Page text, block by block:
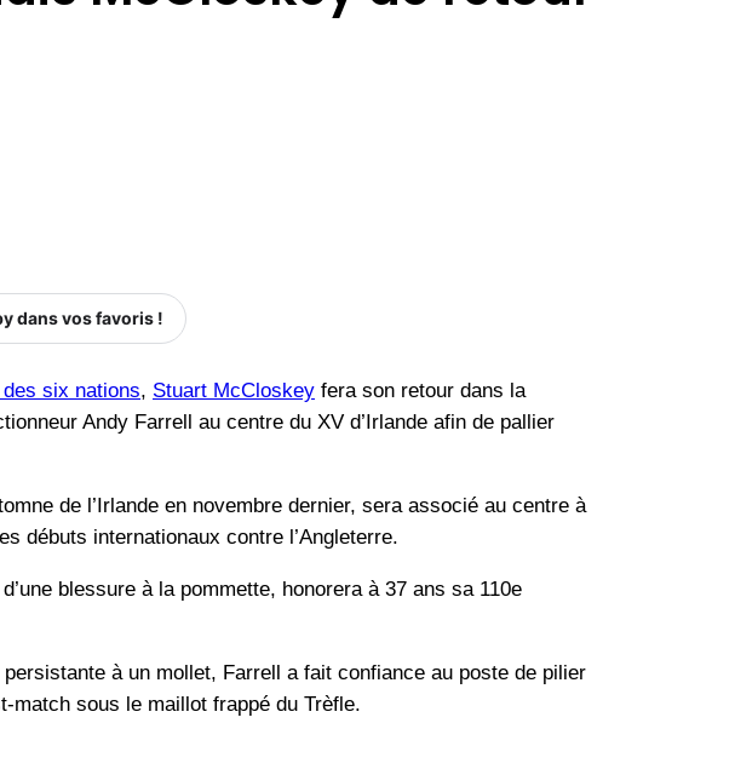
dans vos favoris !
des six nations, Stuart McCloskey fera son retour dans la
Andy Farrell au centre du XV d’Irlande afin de pallier
de l’Irlande en novembre dernier, sera associé au centre à
débuts internationaux contre l’Angleterre.
blessure à la pommette, honorera à 37 ans sa 110e
à un mollet, Farrell a fait confiance au poste de pilier
match sous le maillot frappé du Trèfle.